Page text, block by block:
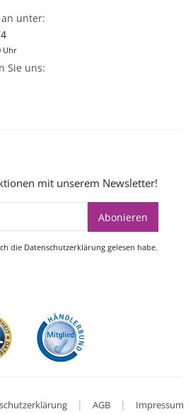
unter:
Uhr
Sie uns:
mit unserem Newsletter!
Abonieren
die Datenschutzerklärunggelesen habe.
| AGB | Impressum